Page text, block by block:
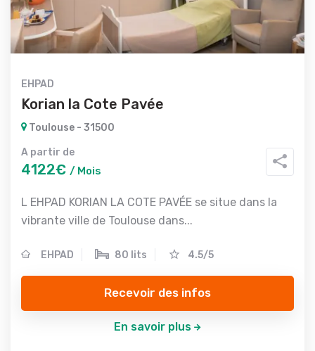
EHPAD
Korian la Cote Pavée
Toulouse - 31500
A partir de
4122€ / Mois
L EHPAD KORIAN LA COTE PAVÉE se situe dans la
vibrante ville de Toulouse dans...
EHPAD 80 lits 4.5/5
Recevoir des infos
En savoir plus